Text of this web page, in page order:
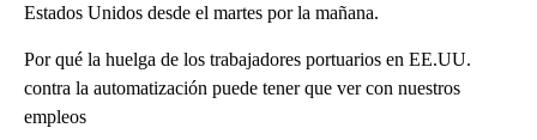
Estados Unidos desde el martes por la mañana.
Por qué la huelga de los trabajadores portuarios en EE.UU.
contra la automatización puede tener que ver con nuestros
empleos